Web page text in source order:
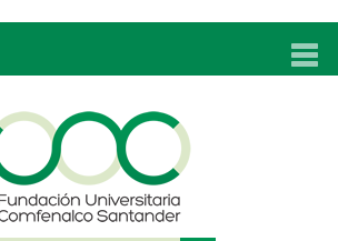
UNC
ADMISIONES
PROGRAMAS